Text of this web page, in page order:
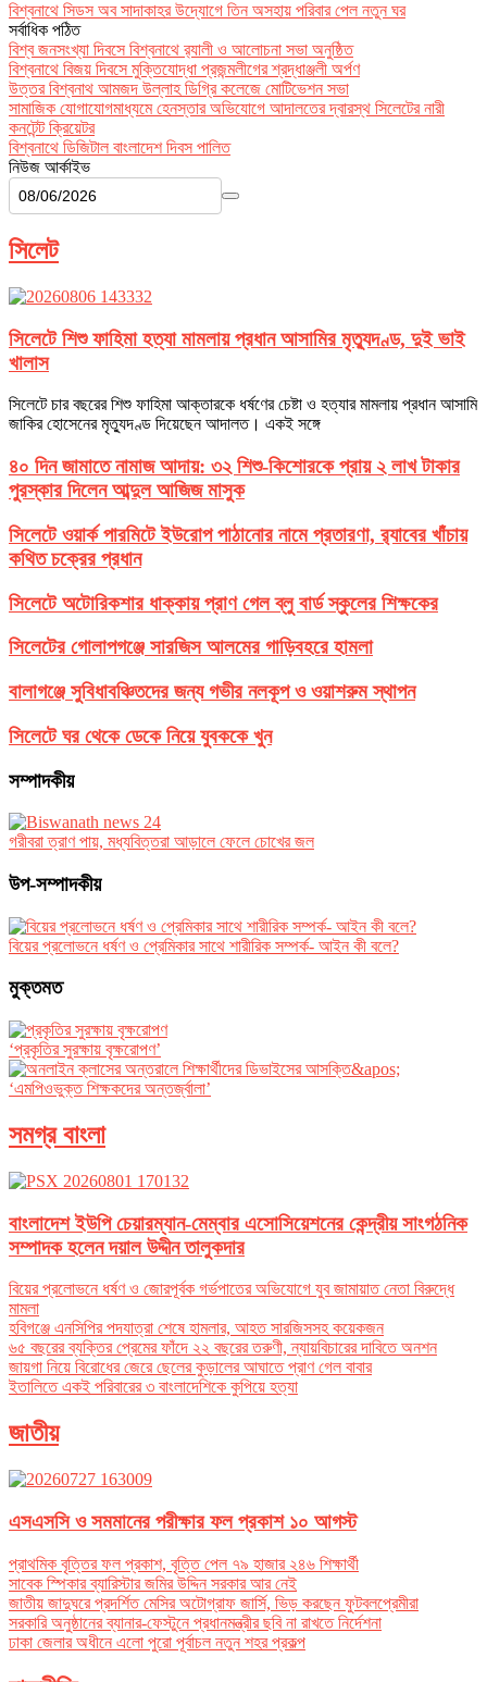
বিশ্বনাথে সিডস অব সাদাকাহর উদ্যোগে তিন অসহায় পরিবার পেল নতুন ঘর
সর্বাধিক পঠিত
বিশ্ব জনসংখ্যা দিবসে বিশ্বনাথে র‌্যালী ও আলোচনা সভা অনুষ্ঠিত
বিশ্বনাথে বিজয় দিবসে মুক্তিযোদ্ধা প্রজন্মলীগের শ্রদ্ধাঞ্জলী অর্পণ
উত্তর বিশ্বনাথ আমজদ উল্লাহ ডিগ্রি কলেজে মোটিভেশন সভা
সামাজিক যোগাযোগমাধ্যমে হেনস্তার অভিযোগে আদালতের দ্বারস্থ সিলেটের নারী
কনটেন্ট ক্রিয়েটর
বিশ্বনাথে ডিজিটাল বাংলাদেশ দিবস পালিত
নিউজ আর্কাইভ
সিলেট
সিলেটে শিশু ফাহিমা হত্যা মামলায় প্রধান আসামির মৃত্যুদণ্ড, দুই ভাই
খালাস
সিলেটে চার বছরের শিশু ফাহিমা আক্তারকে ধর্ষণের চেষ্টা ও হত্যার মামলায় প্রধান আসামি
জাকির হোসেনের মৃত্যুদণ্ড দিয়েছেন আদালত। একই সঙ্গে
৪০ দিন জামাতে নামাজ আদায়: ৩২ শিশু-কিশোরকে প্রায় ২ লাখ টাকার
পুরস্কার দিলেন আব্দুল আজিজ মাসুক
সিলেটে ওয়ার্ক পারমিটে ইউরোপ পাঠানোর নামে প্রতারণা, র‌্যাবের খাঁচায়
কথিত চক্রের প্রধান
সিলেটে অটোরিকশার ধাক্কায় প্রাণ গেল ব্লু বার্ড স্কুলের শিক্ষকের
সিলেটের গোলাপগঞ্জে সারজিস আলমের গাড়িবহরে হামলা
বালাগঞ্জে সুবিধাবঞ্চিতদের জন্য গভীর নলকূপ ও ওয়াশরুম স্থাপন
সিলেটে ঘর থেকে ডেকে নিয়ে যুবককে খুন
সম্পাদকীয়
গরীবরা ত্রাণ পায়, মধ্যবিত্তরা আড়ালে ফেলে চোখের জল
উপ-সম্পাদকীয়
বিয়ের প্রলোভনে ধর্ষণ ও প্রেমিকার সাথে শারীরিক সম্পর্ক- আইন কী বলে?
মুক্তমত
‘প্রকৃতির সুরক্ষায় বৃক্ষরোপণ’
‘এমপিওভুক্ত শিক্ষকদের অন্তর্জ্বালা’
সমগ্র বাংলা
বাংলাদেশ ইউপি চেয়ারম্যান-মেম্বার এসোসিয়েশনের কেন্দ্রীয় সাংগঠনিক
সম্পাদক হলেন দয়াল উদ্দীন তালুকদার
বিয়ের প্রলোভনে ধর্ষণ ও জোরপূর্বক গর্ভপাতের অভিযোগে যুব জামায়াত নেতা বিরুদ্ধে
মামলা
হবিগঞ্জে এনসিপির পদযাত্রা শেষে হামলার, আহত সারজিসসহ কয়েকজন
৬৫ বছরের ব্যক্তির প্রেমের ফাঁদে ২২ বছরের তরুণী, ন্যায়বিচারের দাবিতে অনশন
জায়গা নিয়ে বিরোধের জেরে ছেলের কুড়ালের আঘাতে প্রাণ গেল বাবার
ইতালিতে একই পরিবারের ৩ বাংলাদেশিকে কুপিয়ে হত্যা
জাতীয়
এসএসসি ও সমমানের পরীক্ষার ফল প্রকাশ ১০ আগস্ট
প্রাথমিক বৃত্তির ফল প্রকাশ, বৃত্তি পেল ৭৯ হাজার ২৪৬ শিক্ষার্থী
সাবেক স্পিকার ব্যারিস্টার জমির উদ্দিন সরকার আর নেই
জাতীয় জাদুঘরে প্রদর্শিত মেসির অটোগ্রাফ জার্সি, ভিড় করছেন ফুটবলপ্রেমীরা
সরকারি অনুষ্ঠানের ব্যানার-ফেস্টুনে প্রধানমন্ত্রীর ছবি না রাখতে নির্দেশনা
ঢাকা জেলার অধীনে এলো পুরো পূর্বাচল নতুন শহর প্রকল্প